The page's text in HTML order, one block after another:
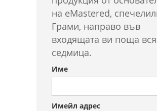
на eMastered,
Грами, направо във
входящата ви поща
седмица.
Име
Имейл адрес